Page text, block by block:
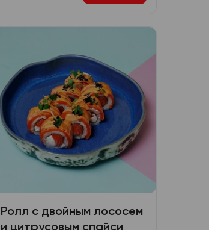
Ролл с двойным лососем
и цитрусовым спайси